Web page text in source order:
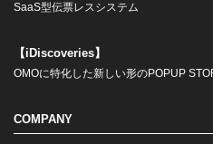
SaaS型伝票レスシステム
【iDiscoveries】
OMOに特化した新しい形のPOPUP
COMPANY